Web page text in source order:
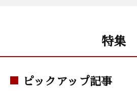
特集
ピックアップ記事